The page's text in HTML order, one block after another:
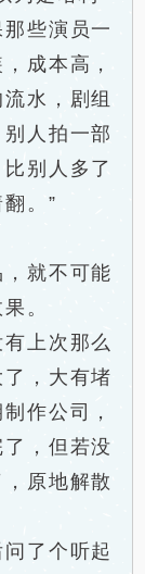
些演员一
成本高，
水，剧组
人拍一部
别人多了
。”
就不可能
。
上次那么
，大有堵
作公司，
，但若没
原地解散
了个听起